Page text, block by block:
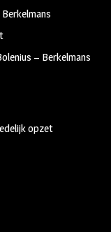
– Berkelmans
opzet